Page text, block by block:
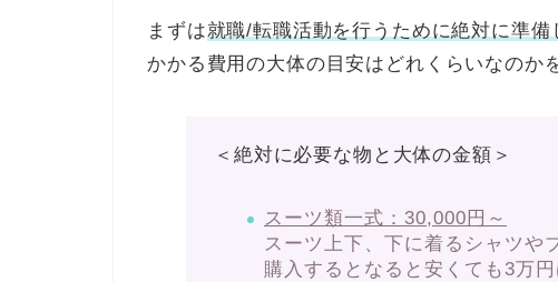
まずは就職/転職活動を行うために絶対に準備
かかる費用の大体の目安はどれくらいなのか
＜絶対に必要な物と大体の金額＞
スーツ類一式：30,000円～
スーツ上下、下に着るシャツや
購入するとなると安くても3万